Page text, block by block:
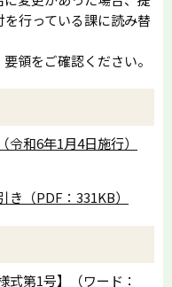
行っている課に読み替
領をご確認ください。
和6年1月4日施行）
（PDF：331KB）
第1号】（ワード：